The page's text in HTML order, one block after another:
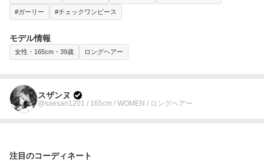
#ガーリー #チェックワンピース
モデル情報
女性・165cm・39歳 ロングヘアー
スザンヌ
@saesan1201 / 165cm / WOMEN / ロングヘアー
注目のコーディネート